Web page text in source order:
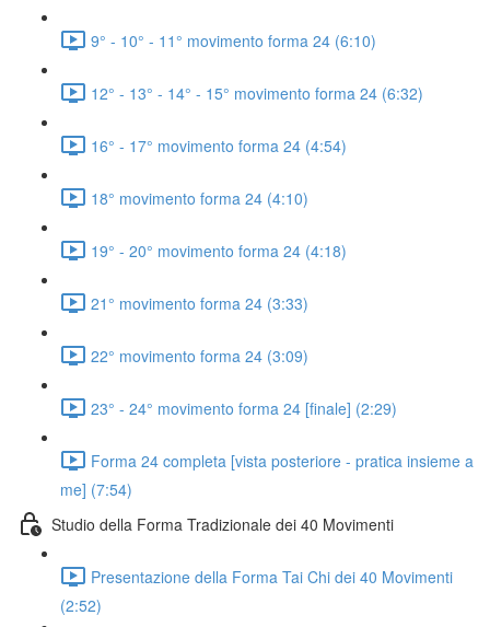
9° - 10° - 11° movimento forma 24 (6:10)
12° - 13° - 14° - 15° movimento forma 24 (6:32)
16° - 17° movimento forma 24 (4:54)
18° movimento forma 24 (4:10)
19° - 20° movimento forma 24 (4:18)
21° movimento forma 24 (3:33)
22° movimento forma 24 (3:09)
23° - 24° movimento forma 24 [finale] (2:29)
Forma 24 completa [vista posteriore - pratica insieme a
me] (7:54)
Studio della Forma Tradizionale dei 40 Movimenti
Presentazione della Forma Tai Chi dei 40 Movimenti
(2:52)